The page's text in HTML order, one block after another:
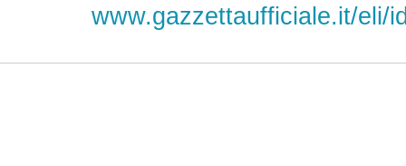
www.gazzettaufficiale.it/eli/